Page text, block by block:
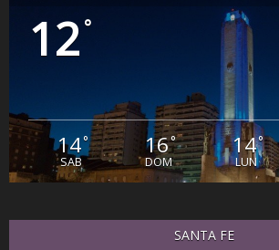
12 °
14°
SAB
16°
DOM
14°
LUN
SANTA FE